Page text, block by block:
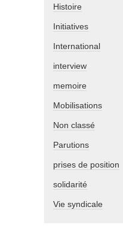
Histoire
Initiatives
International
interview
memoire
Mobilisations
Non classé
Parutions
prises de position
solidarité
Vie syndicale